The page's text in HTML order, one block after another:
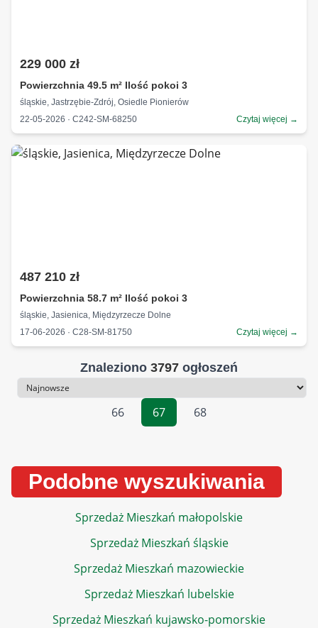
229 000 zł
Powierzchnia 49.5 m² Ilość pokoi 3
śląskie, Jastrzębie-Zdrój, Osiedle Pionierów
22-05-2026 · C242-SM-68250
Czytaj więcej →
487 210 zł
Powierzchnia 58.7 m² Ilość pokoi 3
śląskie, Jasienica, Międzyrzecze Dolne
17-06-2026 · C28-SM-81750
Czytaj więcej →
Znaleziono 3797 ogłoszeń
Sortowanie
66
67 68
Podobne wyszukiwania
Sprzedaż Mieszkań małopolskie
Sprzedaż Mieszkań śląskie
Sprzedaż Mieszkań mazowieckie
Sprzedaż Mieszkań lubelskie
Sprzedaż Mieszkań kujawsko-pomorskie